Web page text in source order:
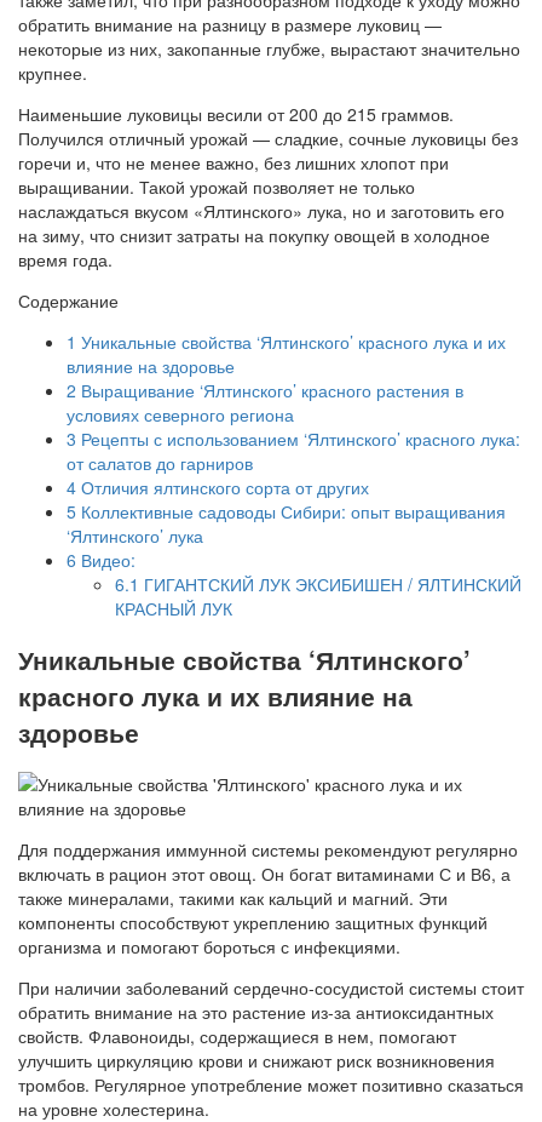
обратить внимание на разницу в размере луковиц —
некоторые из них, закопанные глубже, вырастают значительно
крупнее.
Наименьшие луковицы весили от 200 до 215 граммов.
Получился отличный урожай — сладкие, сочные луковицы без
горечи и, что не менее важно, без лишних хлопот при
выращивании. Такой урожай позволяет не только
наслаждаться вкусом «Ялтинского» лука, но и заготовить его
на зиму, что снизит затраты на покупку овощей в холодное
время года.
Содержание
1 Уникальные свойства ‘Ялтинского’ красного лука и их
влияние на здоровье
2 Выращивание ‘Ялтинского’ красного растения в
условиях северного региона
3 Рецепты с использованием ‘Ялтинского’ красного лука:
от салатов до гарниров
4 Отличия ялтинского сорта от других
5 Коллективные садоводы Сибири: опыт выращивания
‘Ялтинского’ лука
6 Видео:
6.1 ГИГАНТСКИЙ ЛУК ЭКСИБИШЕН / ЯЛТИНСКИЙ
КРАСНЫЙ ЛУК
Уникальные свойства ‘Ялтинского’
красного лука и их влияние на
здоровье
Для поддержания иммунной системы рекомендуют регулярно
включать в рацион этот овощ. Он богат витаминами С и В6, а
также минералами, такими как кальций и магний. Эти
компоненты способствуют укреплению защитных функций
организма и помогают бороться с инфекциями.
При наличии заболеваний сердечно-сосудистой системы стоит
обратить внимание на это растение из-за антиоксидантных
свойств. Флавоноиды, содержащиеся в нем, помогают
улучшить циркуляцию крови и снижают риск возникновения
тромбов. Регулярное употребление может позитивно сказаться
на уровне холестерина.